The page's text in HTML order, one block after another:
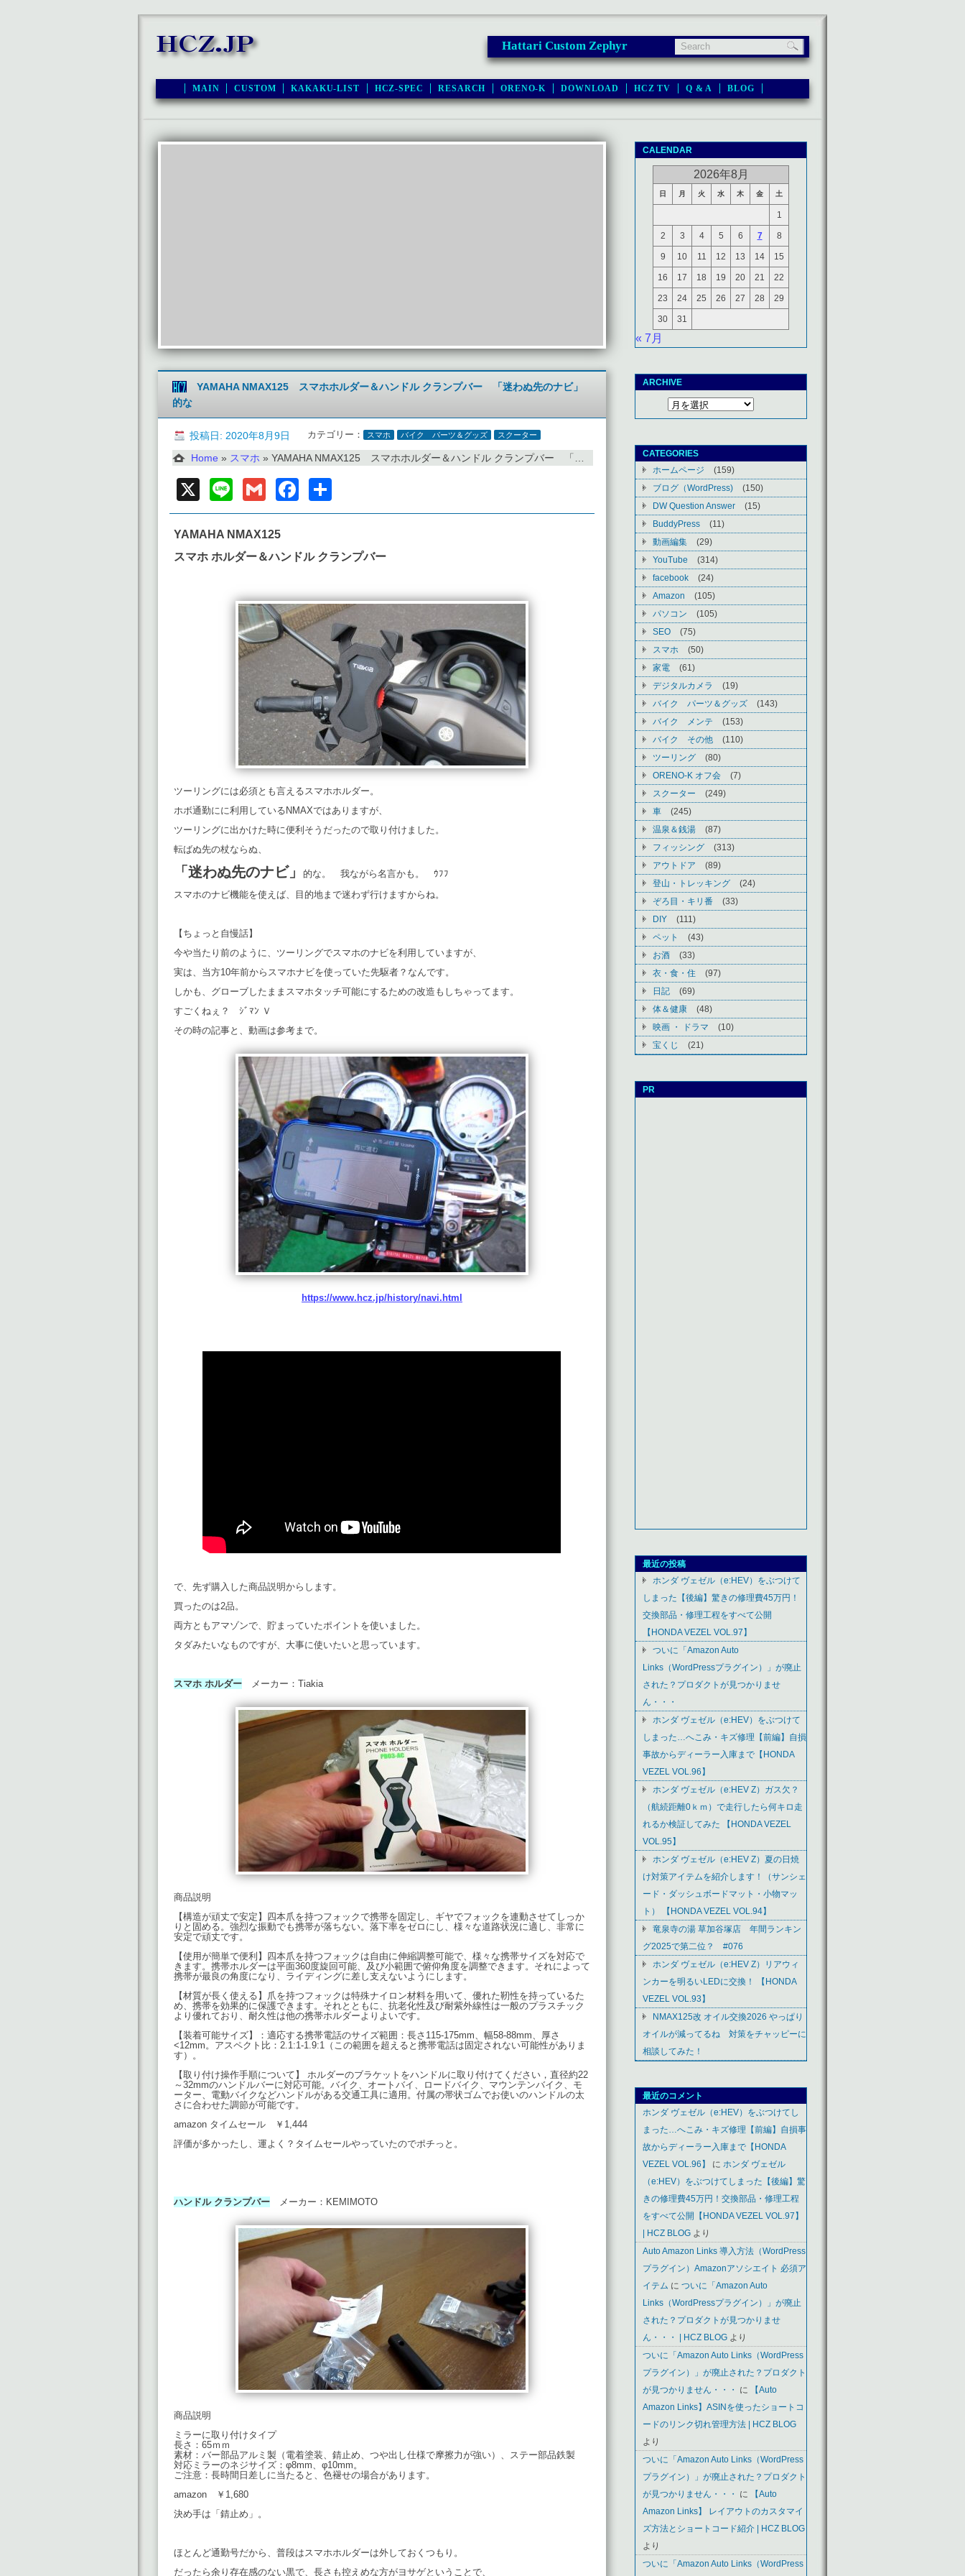
Hattari Custom Zephyr
MAIN CUSTOM KAKAKU-LIST HCZ-SPEC RESARCH ORENO-K DOWNLOAD HCZ TV Q & A BLOG
YAMAHA NMAX125 スマホホルダー＆ハンドル クランプバー 「迷わぬ先のナビ」
的な
投稿日: 2020年8月9日 カテゴリー： スマホ バイク パーツ＆グッズ スクーター
Home » スマホ » YAMAHA NMAX125 スマホホルダー＆ハンドル クランプバー 「迷わぬ先のナビ」的な
X Line GmailFacebook
有
YAMAHA NMAX125
スマホ ホルダー＆ハンドル クランプバー
ツーリングには必須とも言えるスマホホルダー。
ホボ通勤にに利用しているNMAXではありますが、
ツーリングに出かけた時に便利そうだったので取り付けました。
転ばぬ先の杖ならぬ、
「迷わぬ先のナビ」
的な。 我ながら名言かも。 ｳﾌﾌ
スマホのナビ機能を使えば、目的地まで迷わず行けますからね。
【ちょっと自慢話】
今や当たり前のように、ツーリングでスマホのナビを利用していますが、
実は、当方10年前からスマホナビを使っていた先駆者？なんです。
しかも、グローブしたままスマホタッチ可能にするための改造もしちゃってます。
すごくねぇ？ ｼﾞﾏﾝ Ｖ
その時の記事と、動画は参考まで。
https://www.hcz.jp/history/navi.html
で、先ず購入した商品説明からします。
買ったのは2品。
両方ともアマゾンで、貯まっていたポイントを使いました。
タダみたいなものですが、大事に使いたいと思っています。
スマホ ホルダー メーカー：Tiakia
商品説明
【構造が頑丈で安定】四本爪を持つフォックで携帯を固定し、ギヤでフォックを連動させてしっか
りと固める。強烈な振動でも携帯が落ちない。落下率をゼロにし、様々な道路状況に適し、非常に
安定で頑丈です。
【使用が簡単で便利】四本爪を持つフォックは自由に伸縮調整可能で、様々な携帯サイズを対応で
きます。携帯ホルダーは平面360度旋回可能、及び小範囲で俯仰角度を調整できます。それによって
携帯が最良の角度になり、ライディングに差し支えないようにします。
【材質が長く使える】爪を持つフォックは特殊ナイロン材料を用いて、優れた靭性を持っているた
め、携帯を効果的に保護できます。それとともに、抗老化性及び耐紫外線性は一般のプラスチック
より優れており、耐久性は他の携帯ホルダーよりよいです。
【装着可能サイズ】：適応する携帯電話のサイズ範囲：長さ115-175mm、幅58-88mm、厚さ
<12mm。アスペクト比：2.1:1-1.9:1（この範囲を超えると携帯電話は固定されない可能性がありま
す）。
【取り付け操作手順について】 ホルダーのブラケットをハンドルに取り付けてください，直径約22
～32mmのハンドルバーに対応可能。バイク、オートバイ、ロードバイク、マウンテンバイク、モ
ーター、電動バイクなどハンドルがある交通工具に適用。付属の帯状ゴムでお使いのハンドルの太
さに合わせた調節が可能です。
amazon タイムセール ￥1,444
評価が多かったし、運よく？タイムセールやっていたのでポチっと。
ハンドル クランプバー メーカー： KEMIMOTO
商品説明
ミラーに取り付けタイプ
長さ：65ｍｍ
素材：バー部品アルミ製（電着塗装、錆止め、つや出し仕様で摩擦力が強い）、ステー部品鉄製
対応ミラーのネジサイズ：φ8mm、φ10mm。
ご注意：長時間日差しに当たると、色褪せの場合があります。
amazon ￥1,680
決め手は「錆止め」。
ほとんど通勤号だから、普段はスマホホルダーは外しておくつもり。
だったら余り存在感のない黒で、長さも控えめな方がヨサゲということで、
CALENDAR
2026年8月
日 月 火 水 木 金 土
1
2 3 4 5 6 7 8
9 10 11 12 13 14 15
16 17 18 19 20 21 22
23 24 25 26 27 28 29
30 31
« 7月
ARCHIVE
CATEGORIES
ホームページ
(159)
ブログ（WordPress)
(150)
DW Question Answer
(15)
BuddyPress
(11)
動画編集
(29)
YouTube
(314)
facebook
(24)
Amazon
(105)
パソコン
(105)
SEO
(75)
スマホ
(50)
家電
(61)
デジタルカメラ
(19)
バイク パーツ＆グッズ
(143)
バイク メンテ
(153)
バイク その他
(110)
ツーリング
(80)
ORENO-K オフ会
(7)
スクーター
(249)
車
(245)
温泉＆銭湯
(87)
フィッシング
(313)
アウトドア
(89)
登山・トレッキング
(24)
ぞろ目・キリ番
(33)
DIY
(111)
ペット
(43)
お酒
(33)
衣・食・住
(97)
日記
(69)
体＆健康
(48)
映画 ・ ドラマ
(10)
宝くじ
(21)
PR
最近の投稿
ホンダ ヴェゼル（e:HEV）をぶつけて
しまった【後編】驚きの修理費45万円！
交換部品・修理工程をすべて公開
【HONDA VEZEL VOL.97】
ついに「Amazon Auto
Links（WordPressプラグイン）」が廃止
された？プロダクトが見つかりませ
ん・・・
ホンダ ヴェゼル（e:HEV）をぶつけて
しまった…へこみ・キズ修理【前編】自損
事故からディーラー入庫まで【HONDA
VEZEL VOL.96】
ホンダ ヴェゼル（e:HEV Z）ガス欠？
（航続距離0ｋｍ）で走行したら何キロ走
れるか検証してみた 【HONDA VEZEL
VOL.95】
ホンダ ヴェゼル（e:HEV Z）夏の日焼
け対策アイテムを紹介します！（サンシェ
ード・ダッシュボードマット・小物マッ
ト） 【HONDA VEZEL VOL.94】
竜泉寺の湯 草加谷塚店 年間ランキン
グ2025で第二位？ #076
ホンダ ヴェゼル（e:HEV Z）リアウィ
ンカーを明るいLEDに交換！ 【HONDA
VEZEL VOL.93】
NMAX125改 オイル交換2026 やっぱり
オイルが減ってるね 対策をチャッピーに
相談してみた！
最近のコメント
ホンダ ヴェゼル（e:HEV）をぶつけてし
まった…へこみ・キズ修理【前編】自損事
故からディーラー入庫まで【HONDA
VEZEL VOL.96】
に ホンダ ヴェゼル
（e:HEV）をぶつけてしまった【後編】驚
きの修理費45万円！交換部品・修理工程
をすべて公開【HONDA VEZEL VOL.97】
| HCZ BLOG より
Auto Amazon Links 導入方法（WordPress
プラグイン）Amazonアソシエイト 必須ア
イテム に ついに「Amazon Auto
Links（WordPressプラグイン）」が廃止
された？プロダクトが見つかりませ
ん・・・ | HCZ BLOG より
ついに「Amazon Auto Links（WordPress
プラグイン）」が廃止された？プロダクト
が見つかりません・・・
に
【Auto
Amazon Links】ASINを使ったショートコ
ードのリンク切れ管理方法 | HCZ BLOG
より
ついに「Amazon Auto Links（WordPress
プラグイン）」が廃止された？プロダクト
が見つかりません・・・
に
【Auto
Amazon Links】 レイアウトのカスタマイ
ズ方法とショートコード紹介 | HCZ BLOG
より
ついに「Amazon Auto Links（WordPress